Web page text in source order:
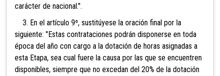
carácter de nacional.".
3. En el artículo 9º, sustitúyese la oración final por la
siguiente: "Estas contrataciones podrán disponerse en toda
época del año con cargo a la dotación de horas asignadas a
esta Etapa, sea cual fuere la causa por las que se encuentren
disponibles, siempre que no excedan del 20% de la dotación